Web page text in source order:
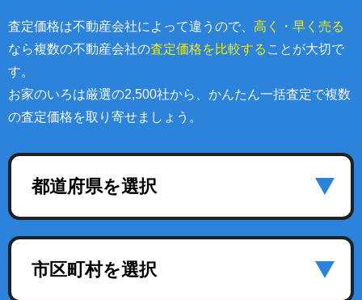
査定価格は不動産会社によって違うので、 高く・早く売る
なら複数の不動産会社の査定価格を比較する ことが大切で
す。
お家のいろは厳選の2,500社から、かんたん一括査定で複数
の査定価格を取り寄せましょう。
都道府県を選択
市区町村を選択